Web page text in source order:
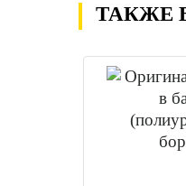
ТАКЖЕ